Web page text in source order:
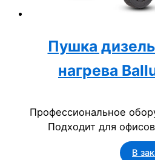
Пушка
нагрева
Профессиональное
Подходит для
В